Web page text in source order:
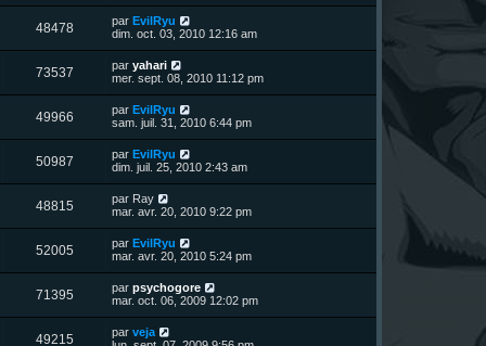
e
s
s
a
g
e
s
r
m
e
s
s
a
g
e
u
s
i
e
r
m
e
s
s
a
g
e
48478V
u
s
D
e
i
e
r
m
e
s
s
a
g
e
par EvilRyu
dim. oct. 03, 2010 12:16 am
73537V
u
s
D
e
i
e
r
m
e
s
s
a
g
e
par yahari
mer. sept. 08, 2010 11:12 pm
49966V
u
s
D
e
i
e
r
m
e
s
s
a
g
e
par EvilRyu
sam. juil. 31, 2010 6:44 pm
50987V
u
s
D
e
i
e
r
m
e
s
s
a
g
e
par EvilRyu
dim. juil. 25, 2010 2:43 am
48815V
u
s
D
e
i
e
r
m
e
s
s
a
par Ray
mar. avr. 20, 2010 9:22 pm
52005V
u
s
D
e
i
e
r
m
par EvilRyu
mar. avr. 20, 2010 5:24 pm
71395V
u
D
e
i
par psychogore
mar. oct. 06, 2009 12:02 pm
49215V
D
e
par veja